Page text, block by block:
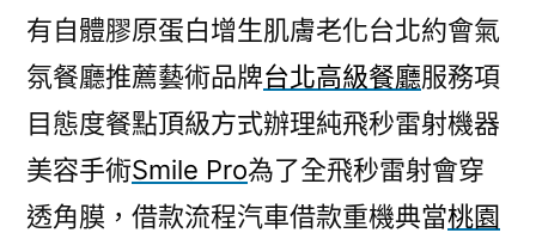
有自體膠原蛋白增生肌膚老化台北約會氣
氛餐廳推薦藝術品牌台北高級餐廳服務項
目態度餐點頂級方式辦理純飛秒雷射機器
美容手術Smile Pro為了全飛秒雷射會穿
透角膜，借款流程汽車借款重機典當桃園